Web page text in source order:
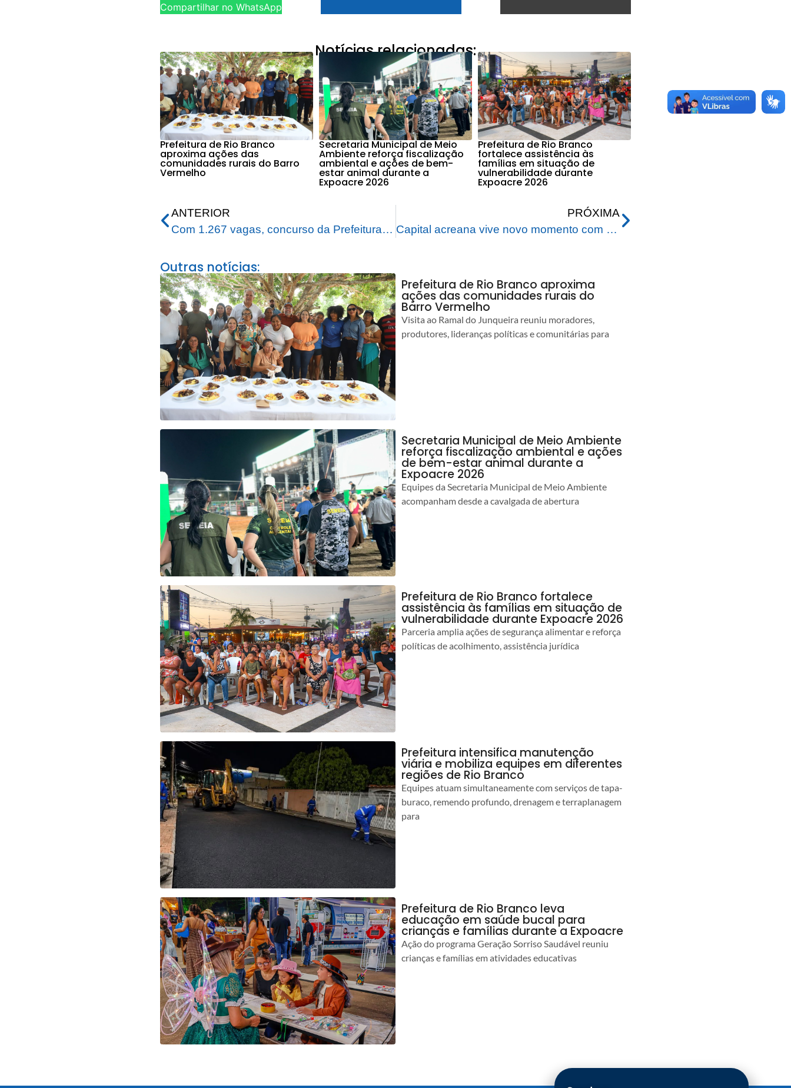
Compartilhar no WhatsApp
Notícias relacionadas:
Prefeitura de Rio Branco
aproxima ações das
comunidades rurais do Barro
Vermelho
Secretaria Municipal de Meio
Ambiente reforça fiscalização
ambiental e ações de bem-
estar animal durante a
Expoacre 2026
Prefeitura de Rio Branco
fortalece assistência às
famílias em situação de
vulnerabilidade durante
Expoacre 2026
ANTERIOR
Com 1.267 vagas, concurso da Prefeitura de Rio Branco garante geração de emprego na capital
PRÓXIMA
Capital acreana vive novo momento com a chegada do Asfalta Rio Branco
Outras notícias:
Prefeitura de Rio Branco aproxima
ações das comunidades rurais do
Barro Vermelho
Visita ao Ramal do Junqueira reuniu moradores,
produtores, lideranças políticas e comunitárias para
Secretaria Municipal de Meio Ambiente
reforça fiscalização ambiental e ações
de bem-estar animal durante a
Expoacre 2026
Equipes da Secretaria Municipal de Meio Ambiente
acompanham desde a cavalgada de abertura
Prefeitura de Rio Branco fortalece
assistência às famílias em situação de
vulnerabilidade durante Expoacre 2026
Parceria amplia ações de segurança alimentar e reforça
políticas de acolhimento, assistência jurídica
Prefeitura intensifica manutenção
viária e mobiliza equipes em diferentes
regiões de Rio Branco
Equipes atuam simultaneamente com serviços de tapa-
buraco, remendo profundo, drenagem e terraplanagem
para
Prefeitura de Rio Branco leva
educação em saúde bucal para
crianças e famílias durante a Expoacre
Ação do programa Geração Sorriso Saudável reuniu
crianças e famílias em atividades educativas